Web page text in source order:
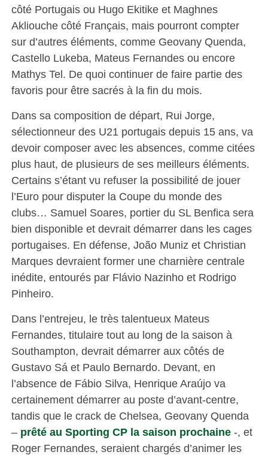
côté Portugais ou Hugo Ekitike et Maghnes
Akliouche côté Français, mais pourront compter
sur d’autres éléments, comme Geovany Quenda,
Castello Lukeba, Mateus Fernandes ou encore
Mathys Tel. De quoi continuer de faire partie des
favoris pour être sacrés à la fin du mois.
Dans sa composition de départ, Rui Jorge,
sélectionneur des U21 portugais depuis 15 ans, va
devoir composer avec les absences, comme citées
plus haut, de plusieurs de ses meilleurs éléments.
Certains s’étant vu refuser la possibilité de jouer
l’Euro pour disputer la Coupe du monde des
clubs… Samuel Soares, portier du SL Benfica sera
bien disponible et devrait démarrer dans les cages
portugaises. En défense, João Muniz et Christian
Marques devraient former une charnière centrale
inédite, entourés par Flávio Nazinho et Rodrigo
Pinheiro.
Dans l’entrejeu, le très talentueux Mateus
Fernandes, titulaire tout au long de la saison à
Southampton, devrait démarrer aux côtés de
Gustavo Sá et Paulo Bernardo. Devant, en
l’absence de Fábio Silva, Henrique Araújo va
certainement démarrer au poste d’avant-centre,
tandis que le crack de Chelsea, Geovany Quenda
– prêté au Sporting CP la saison prochaine-, et
Roger Fernandes, seraient chargés d’animer les